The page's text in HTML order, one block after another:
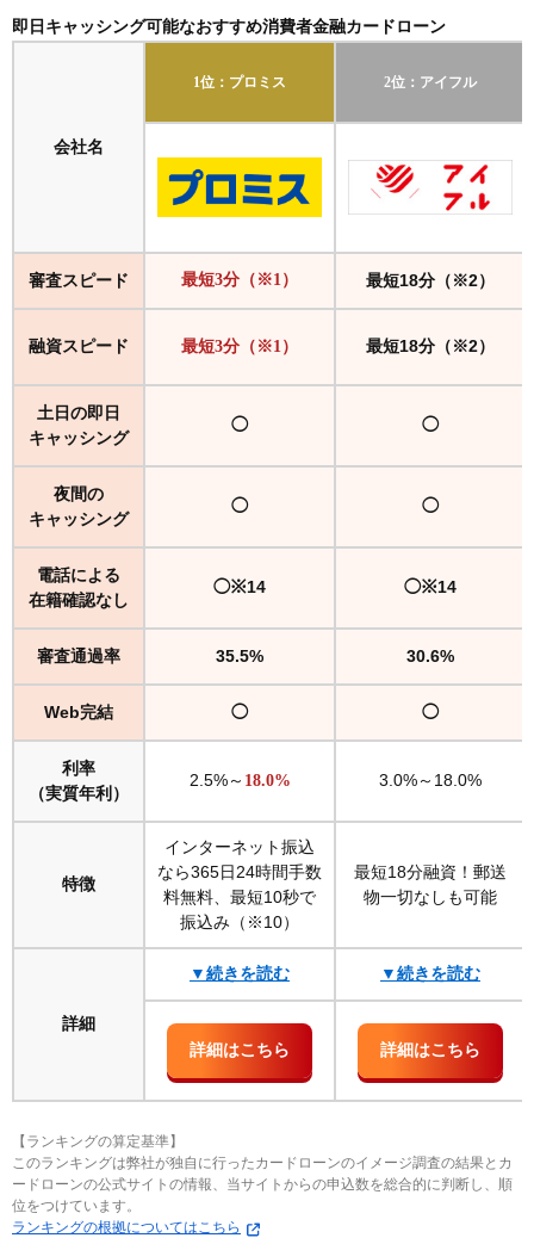
キャッシングはすぐに利用できる?
グ機能は追加できる?
返済方法は?
在籍確認なしでバレないキャッシングはある?
即日キャッシング可能なおすすめ消費者金融カードローン
会社名
1位：プロミス 2位：アイフル
審査スピード 最短3分（※1） 最短18分（※2）
融資スピード 最短3分（※1） 最短18分（※2）
土日の即日
キャッシング
◯ ◯
夜間の
キャッシング
◯ ◯
電話による
在籍確認なし
◯※14 ◯※14
審査通過率 35.5% 30.6%
Web完結 ◯ ◯
利率
（実質年利）
2.5%～ 18.0% 3.0%～18.0%
特徴
インターネット振込
なら365日24時間手数
料無料、最短10秒で
振込み（※10）
最短18分融資！郵送
物一切なしも可能
詳細
▼続きを読む ▼続きを読む
詳細はこちら 詳細はこちら
【ランキングの算定基準】
このランキングは弊社が独自に行ったカードローンのイメージ調査の結果とカ
ードローンの公式サイトの情報、当サイトからの申込数を総合的に判断し、順
位をつけています。
ランキングの根拠についてはこちら